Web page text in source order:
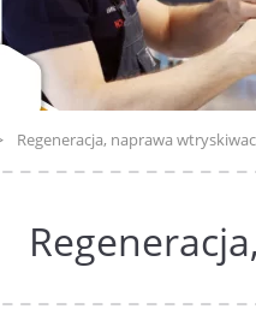
Regeneracja, naprawa